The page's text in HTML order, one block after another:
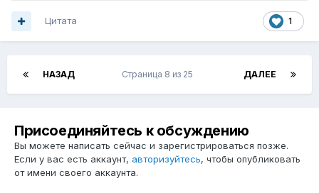
1
Цитата
НАЗАД ДАЛЕЕ
Страница 8 из 25
Присоединяйтесь к обсуждению
Вы можете написать сейчас и зарегистрироваться позже.
Если у вас есть аккаунт, авторизуйтесь, чтобы опубликовать
от имени своего аккаунта.